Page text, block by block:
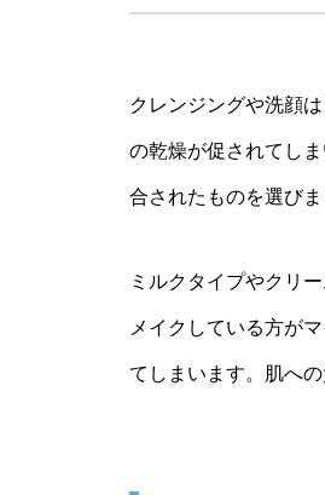
クレンジングや洗顔
の乾燥が促されてし
合されたものを選びま
ミルクタイプやクリ
メイクしている方が
てしまいます。肌へ